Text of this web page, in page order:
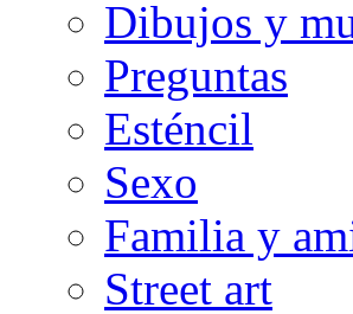
Dibujos y
Preguntas
Esténcil
Sexo
Familia y
Street art